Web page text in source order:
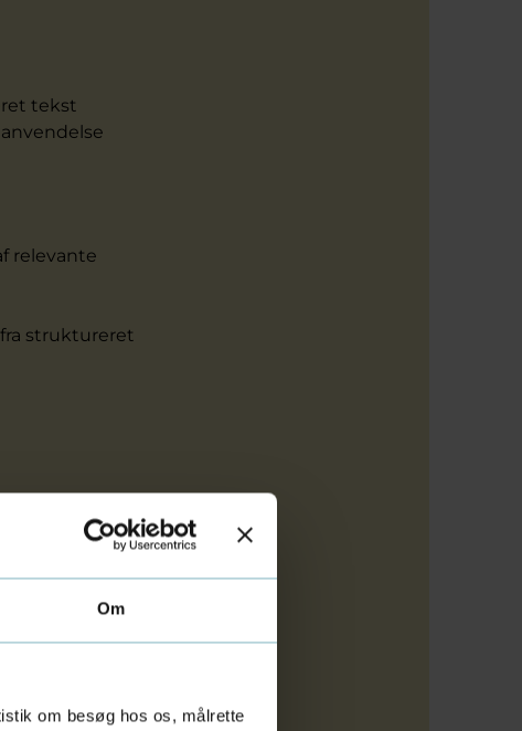
Om
om besøg hos os, målrette
tekst
relevante
struktureret
og drift.